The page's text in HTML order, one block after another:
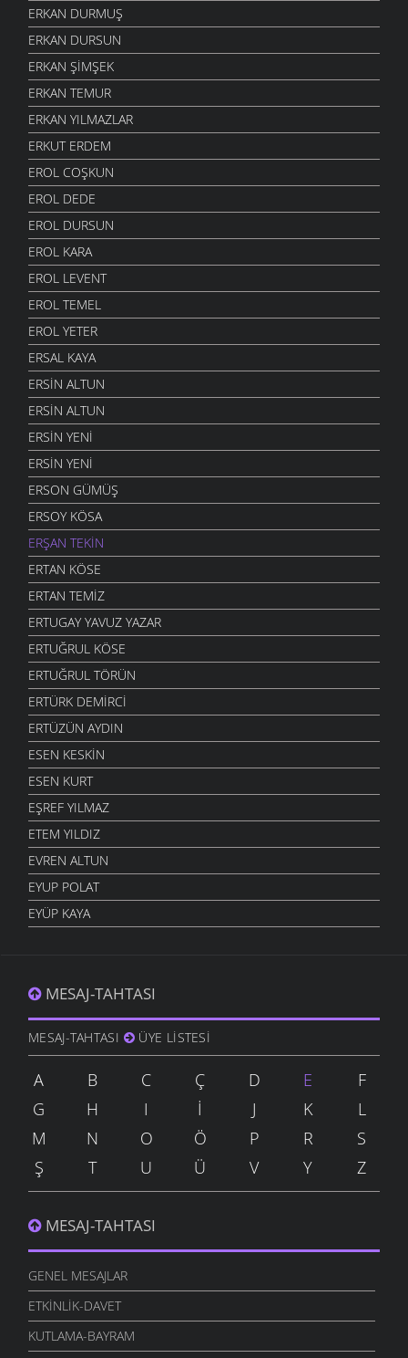
ERKAN DURMUŞ
ERKAN DURSUN
ERKAN ŞIMŞEK
ERKAN TEMUR
ERKAN YILMAZLAR
ERKUT ERDEM
EROL COŞKUN
EROL DEDE
EROL DURSUN
EROL KARA
EROL LEVENT
EROL TEMEL
EROL YETER
ERSAL KAYA
ERSIN ALTUN
ERSIN ALTUN
ERSIN YENI
ERSIN YENI
ERSON GÜMÜŞ
ERSOY KÖSA
ERŞAN TEKIN
ERTAN KÖSE
ERTAN TEMIZ
ERTUGAY YAVUZ YAZAR
ERTUĞRUL KÖSE
ERTUĞRUL TÖRÜN
ERTÜRK DEMIRCI
ERTÜZÜN AYDIN
ESEN KESKIN
ESEN KURT
EŞREF YILMAZ
ETEM YILDIZ
EVREN ALTUN
EYUP POLAT
EYÜP KAYA
MESAJ-TAHTASI
MESAJ-TAHTASI ÜYE LISTESI
A B C Ç D E
F
G
H I İ J K
L
M
N O Ö P R
S
Ş
T U Ü V Y Z
MESAJ-TAHTASI
GENEL MESAJLAR
ETKINLIK-DAVET
KUTLAMA-BAYRAM